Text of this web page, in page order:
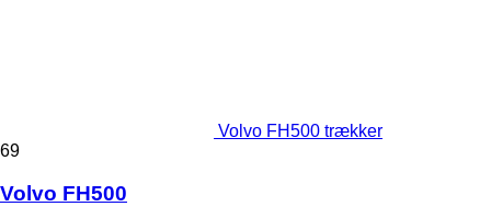
Volvo FH500 trækker
69
Volvo FH500